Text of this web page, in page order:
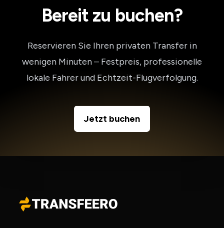
Bereit zu buchen?
Reservieren Sie Ihren privaten Transfer in
wenigen Minuten – Festpreis, professionelle
lokale Fahrer und Echtzeit-Flugverfolgung.
Jetzt buchen